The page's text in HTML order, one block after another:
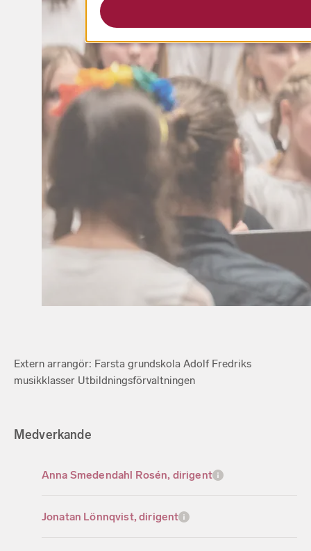
Extern arrangör: Farsta grundskola Adolf Fredriks
musikklasser Utbildningsförvaltningen
Medverkande
Anna Smedendahl Rosén, dirigent
Jonatan Lönnqvist, dirigent